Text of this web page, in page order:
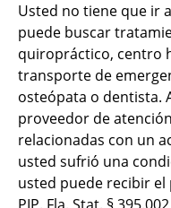
Usted no tiene que ir
puede buscar
quiropráctico, centro
transporte de
osteópata o dentista.
proveedor de
relacionadas con un
usted sufrió una
usted puede recibir